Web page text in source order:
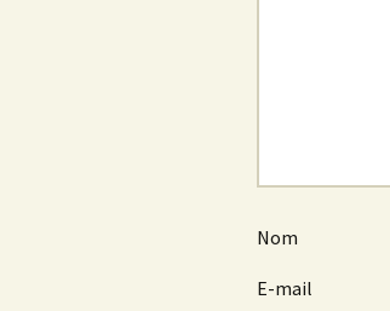
Nom
E-mail